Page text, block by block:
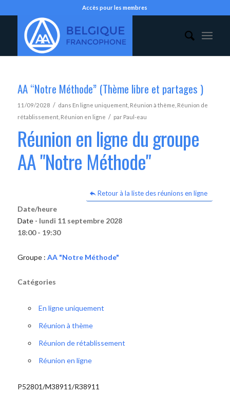
Accès pour les membres
AA “Notre Méthode” (Thème libre et partages )
11/09/2028 / dans En ligne uniquement, Réunion à thème Réunion de
rétablissement, Réunion en ligne / par Paul-eau
Réunion en ligne du groupe
AA "Notre Méthode"
Retour à la liste des réunions en ligne
Date/heure
Date - lundi 11 septembre 2028
18:00 - 19:30
Groupe : AA "Notre Méthode"
Catégories
En ligne uniquement
Réunion à thème
Réunion de rétablissement
Réunion en ligne
P52801/M38911/R38911